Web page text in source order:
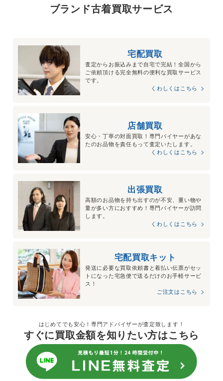
ブランド古着買取サービス
宅配買取
査定からお振込みまで自宅で完結！全国から
ご依頼頂ける完全無料の便利な買取サービス
です。
くわしくはこちら
店舗買取
安心・丁寧の対面買取！専門バイヤーがあな
たのお品物を責任もって査定いたします。
くわしくはこちら
出張買取
高額のお品物を持ち出すのが不安、重い物や
量が多い方におすすめ！専門バイヤーが訪問
します。
くわしくはこちら
宅配買取キット
発送に必要な買取依頼書と着払い伝票がセッ
トになった宅急便で送るだけのお手軽サービ
ス！
ご注文はこちら
はじめてでも安心！専門アドバイザーが査定致します！
すぐに買取金額を知りたい方はこちら